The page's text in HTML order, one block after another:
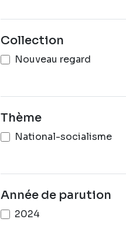
Collection
Nouveau regard
Thème
National-socialisme
Année de parution
2024